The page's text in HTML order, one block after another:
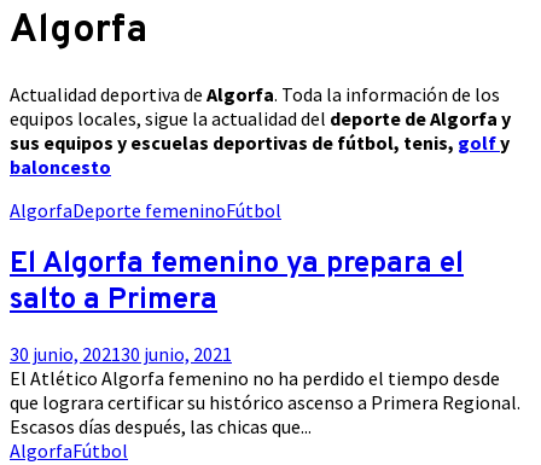
Algorfa
Actualidad deportiva de Algorfa. Toda la información de los
equipos locales, sigue la actualidad del deporte de Algorfa y
sus equipos y escuelas deportivas de fútbol, tenis, golfy
baloncesto
AlgorfaDeporte femeninoFútbol
El Algorfa femenino ya prepara el
salto a Primera
30 junio, 202130 junio, 2021
El Atlético Algorfa femenino no ha perdido el tiempo desde
que lograra certificar su histórico ascenso a Primera Regional.
Escasos días después, las chicas que...
AlgorfaFútbol